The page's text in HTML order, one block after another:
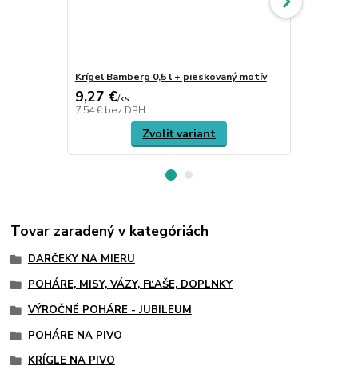
Krígel Bamberg 0,5 l + pieskovaný motív
9,27 €/ks
7,54 € bez DPH
Zvoliť variant
Tovar zaradený v kategóriách
DARČEKY NA MIERU
POHÁRE, MISY, VÁZY, FĽAŠE, DOPLNKY
VÝROČNÉ POHÁRE - JUBILEUM
POHÁRE NA PIVO
KRÍGLE NA PIVO